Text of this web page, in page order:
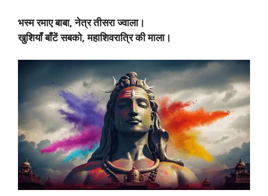
भस्म रमाए बाबा, नेत्र तीसरा ज्वाला।
खुशियाँ बाँटें सबको, महाशिवरात्रि की माला।